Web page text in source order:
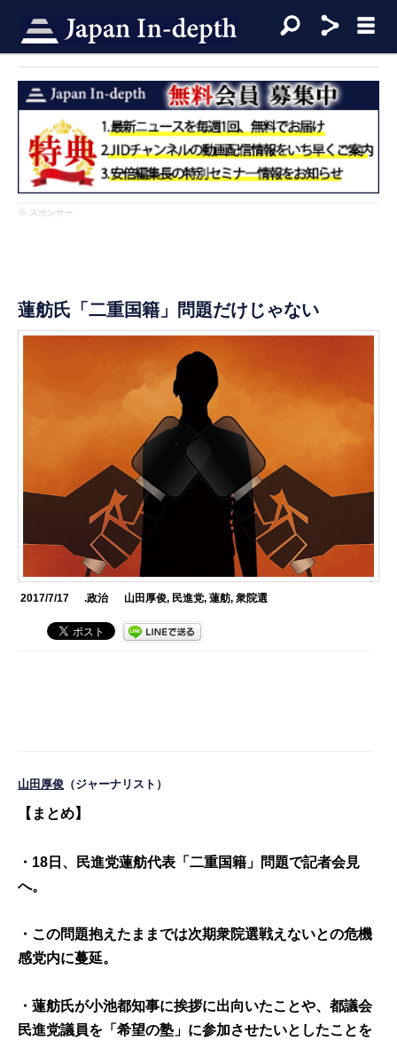
※ スポンサー
蓮舫氏「二重国籍」問題だけじゃない
2017/7/17 .政治 山田厚俊, 民進党, 蓮舫, 衆院選
山田厚俊 （ジャーナリスト）
【まとめ】
・18日、民進党蓮舫代表「二重国籍」問題で記者会見
へ。
・この問題抱えたままでは次期衆院選戦えないとの危機
感党内に蔓延。
・蓮舫氏が小池都知事に挨拶に出向いたことや、都議会
民進党議員を「希望の塾」に参加させたいとしたことを